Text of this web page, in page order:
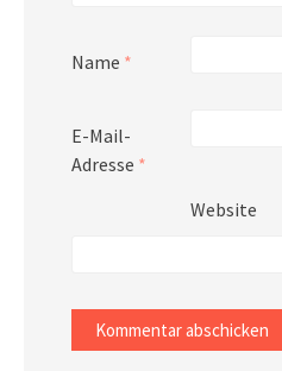
Name *
E-Mail-
Adresse *
Website